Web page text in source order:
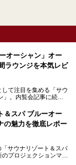
オーシャン」オー
ラウンジを本気レビ
て注目を集める「サウ
」。内覧会記事に続
ちろん、リラックスス
ク。新横浜エリアで日
やスポーツ観戦遠征組
＆スパ ブルーオー
の魅力を徹底レポー
サウナリゾート＆スパ
プロジェクションマッ